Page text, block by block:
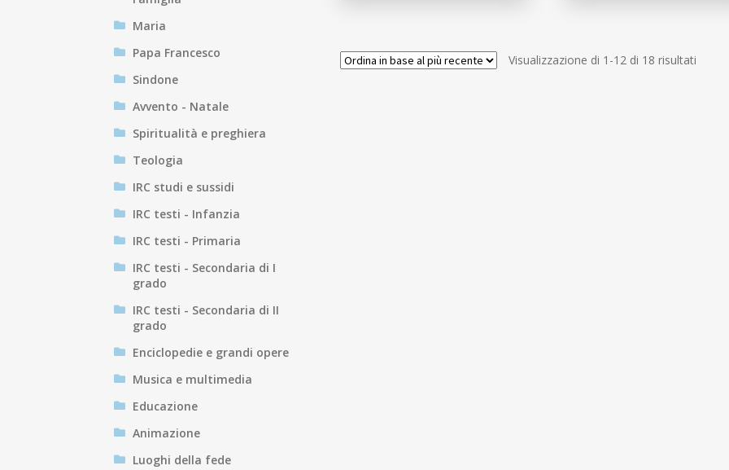
Visualizzazione di 1-12 di 18 risultatiOrdina
Maria
Papa Francesco
Sindone
Avvento - Natale
Spiritualità e preghiera
Teologia
IRC studi e sussidi
IRC testi - Infanzia
IRC testi - Primaria
IRC testi - Secondaria di I
grado
IRC testi - Secondaria di II
grado
Enciclopedie e grandi opere
Musica e multimedia
Educazione
Animazione
Luoghi della fede